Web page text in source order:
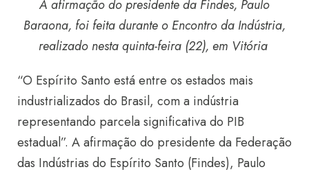
A afirmação do presidente da Findes, Paulo
Baraona, foi feita durante o Encontro da Indústria,
realizado nesta quinta-feira (22), em Vitória
“O Espírito Santo está entre os estados mais
industrializados do Brasil, com a indústria
representando parcela significativa do PIB
estadual”. A afirmação do presidente da Federação
das Indústrias do Espírito Santo (Findes), Paulo